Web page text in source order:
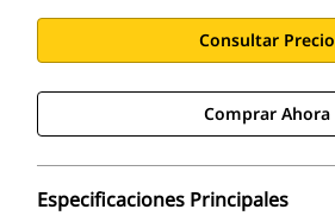
Consultar Precio
Comprar Ahora
Especificaciones Principales